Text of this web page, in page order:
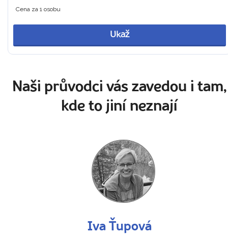
Cena za 1 osobu
Ukaž
Naši průvodci vás zavedou i tam,
kde to jiní neznají
Iva Ťupová